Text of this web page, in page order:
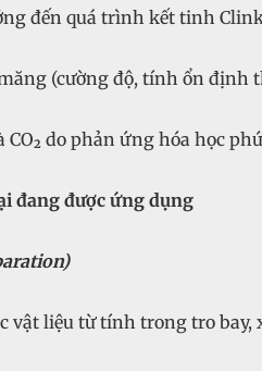
đến quá trình kết tinh
(cường độ, tính ổn định
do phản ứng hóa học
đang được ứng dụng
vật liệu từ tính trong tro bay,